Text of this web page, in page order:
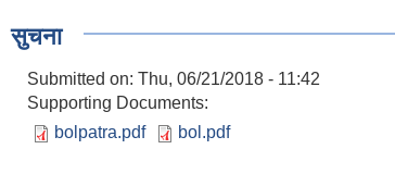
सुचना
Submitted on: Thu, 06/21/2018 - 11:42
Supporting Documents:
bolpatra.pdf
bol.pdf